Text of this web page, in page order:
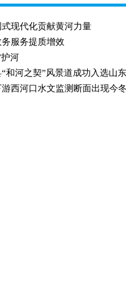
式现代化贡献黄河力量
服务提质增效
护河
和河之契”风景道成功入选山
西河口水文监测断面出现今